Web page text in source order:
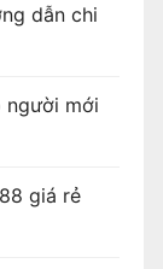
dẫn chi
người mới
giá rẻ